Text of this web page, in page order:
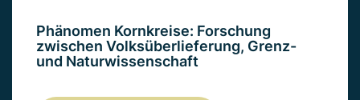
Phänomen Kornkreise: Forschung
zwischen Volksüberlieferung, Grenz-
und Naturwissenschaft